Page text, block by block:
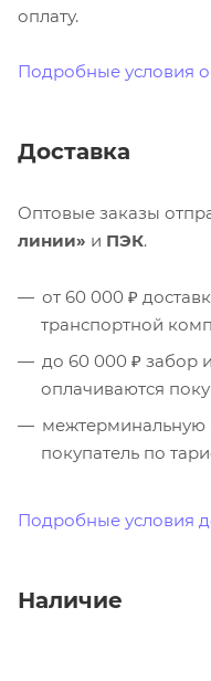
оплату.
Подробные условия
Доставка
Оптовые заказы
линии» и ПЭК.
от 60 000 ₽
транспортной
до 60 000 ₽ забор
оплачиваются
межтерминальную
покупатель по
Подробные условия
Наличие